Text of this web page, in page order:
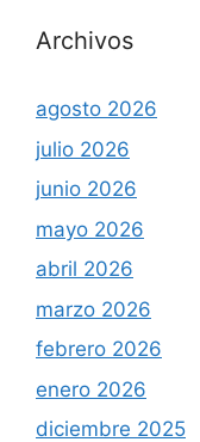
Archivos
agosto 2026
julio 2026
junio 2026
mayo 2026
abril 2026
marzo 2026
febrero 2026
enero 2026
diciembre 2025